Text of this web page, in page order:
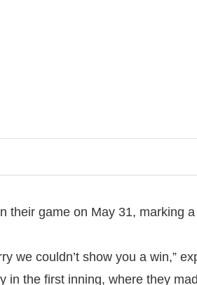
their game on May 31, marking
we couldn’t show you a win,”
in the first inning, where they